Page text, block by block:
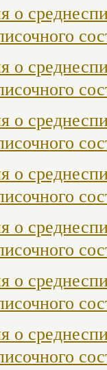
о
о
о
о
о
о
о